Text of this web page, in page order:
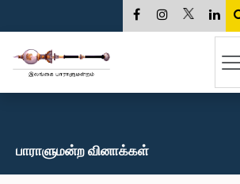
பாராளுமன்ற வினாக்கள்